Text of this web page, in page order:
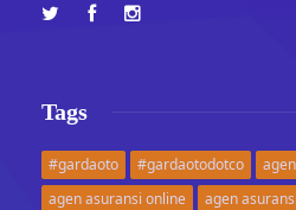
Tags
#gardaoto #gardaotodotco
agen asuransi online
agen